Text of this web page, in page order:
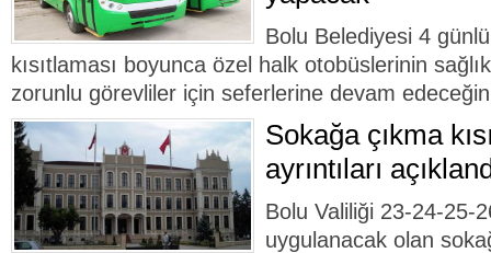
Bolu Belediyesi 4
kısıtlaması boyunca özel halk otobüslerinin
zorunlu görevliler için seferlerine devam
Sokağa çıkma
ayrıntıları
Bolu Valiliği 23-24-25-
uygulanacak olan